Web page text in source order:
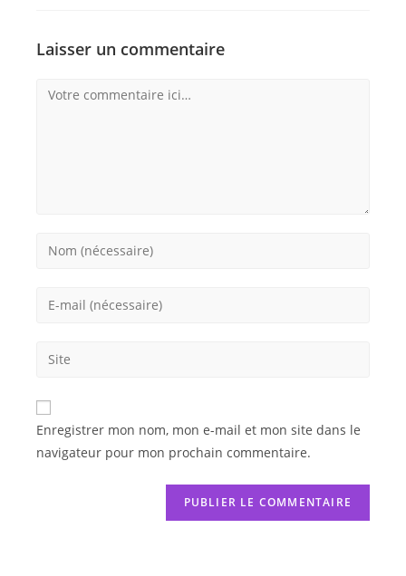
Laisser un commentaire
Enregistrer mon nom, mon e-mail et mon site dans le
navigateur pour mon prochain commentaire.